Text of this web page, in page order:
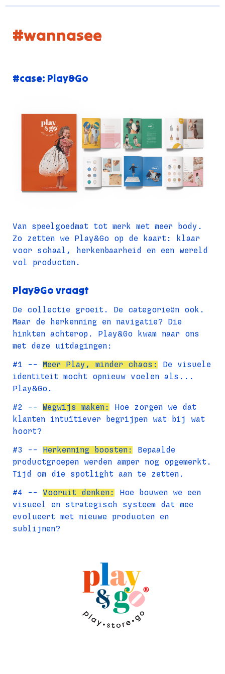
#wannasee
#case: Play&Go
Van speelgoedmat tot merk met meer body.
Zo zetten we Play&Go op de kaart: klaar
voor schaal, herkenbaarheid en een wereld
vol producten.
Play&Go vraagt
De collectie groeit. De categorieën ook.
Maar de herkenning en navigatie? Die
hinkten achterop. Play&Go kwam naar ons
met deze uitdagingen:
#1 -- Meer Play, minder chaos:
De visuele
identiteit mocht opnieuw voelen als...
Play&Go.
#2 -- Wegwijs maken:
Hoe zorgen we dat
klanten intuïtiever begrijpen wat bij wat
hoort?
#3 -- Herkenning boosten:
Bepaalde
productgroepen werden amper nog opgemerkt.
Tijd om die spotlight aan te zetten.
#4 -- Vooruit denken:
Hoe bouwen we een
visueel en strategisch systeem dat mee
evolueert met nieuwe producten en
sublijnen?